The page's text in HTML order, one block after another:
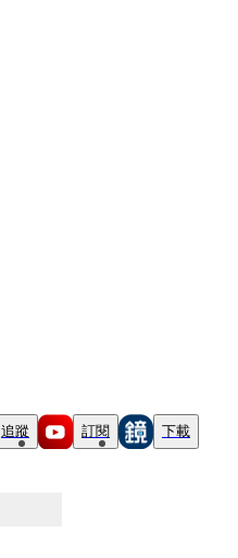
追蹤 訂閱 下載